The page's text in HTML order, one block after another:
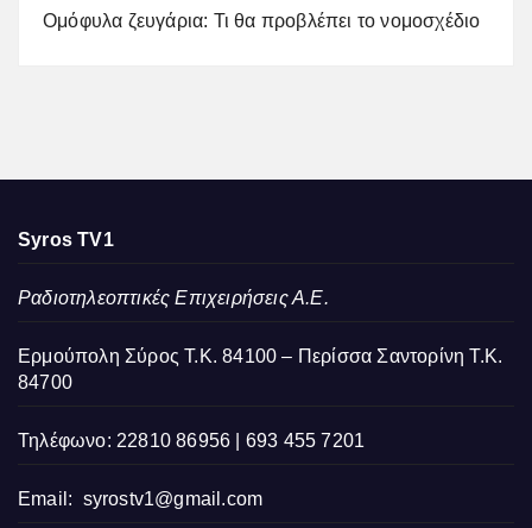
Ομόφυλα ζευγάρια: Τι θα προβλέπει το νομοσχέδιο
Syros TV1
Ραδιοτηλεοπτικές Επιχειρήσεις Α.Ε.
Ερμούπολη Σύρος Τ.Κ. 84100 – Περίσσα Σαντορίνη Τ.Κ.
84700
Τηλέφωνο: 22810 86956 | 693 455 7201
Email: syrostv1@gmail.com